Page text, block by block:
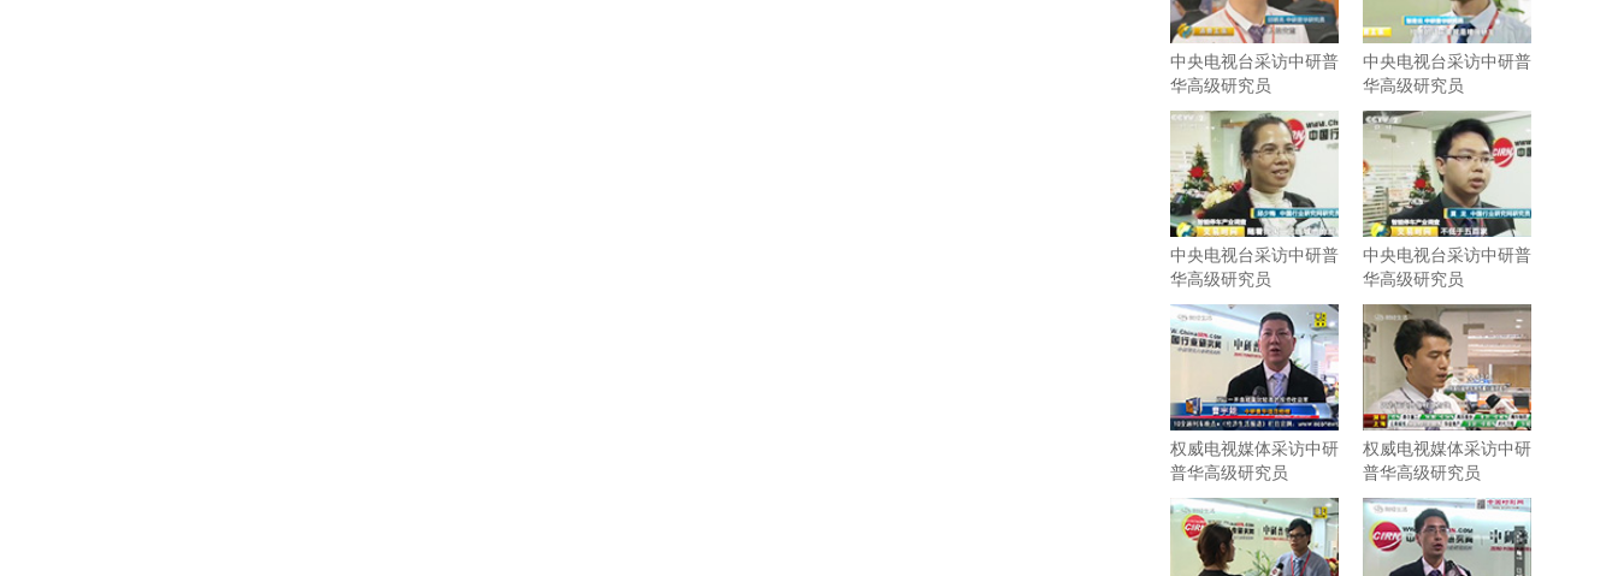
中央电视台采访中研普
华高级研究员
中央电视台采访中研普
华高级研究员
中央电视台采访中研普
华高级研究员
中央电视台采访中研普
华高级研究员
权威电视媒体采访中研
普华高级研究员
权威电视媒体采访中研
普华高级研究员